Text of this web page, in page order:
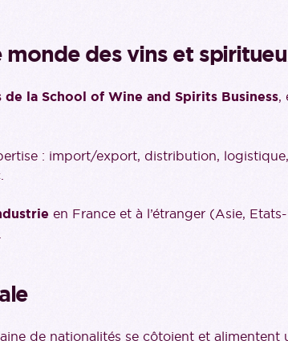
monde des vins et
la School of Wine and Spirits Business,
: import/export, distribution,
en France et à l’étranger (Asie,
de nationalités se côtoient et alimentent